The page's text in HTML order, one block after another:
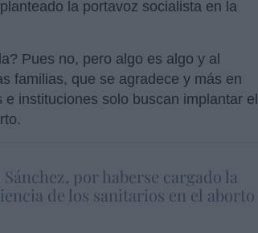
la portavoz socialista en la
Pues no, pero algo es algo y al
familias, que se agradece y más en
instituciones solo buscan implantar el
por haberse cargado la
de los sanitarios en el aborto